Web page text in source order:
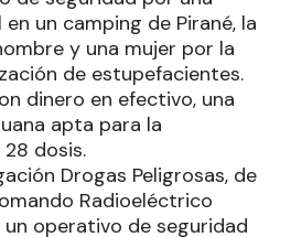
un camping de Pirané, la
y una mujer por la
de estupefacientes.
dinero en efectivo, una
apta para la
dosis.
Drogas Peligrosas, de
Radioeléctrico
operativo de seguridad